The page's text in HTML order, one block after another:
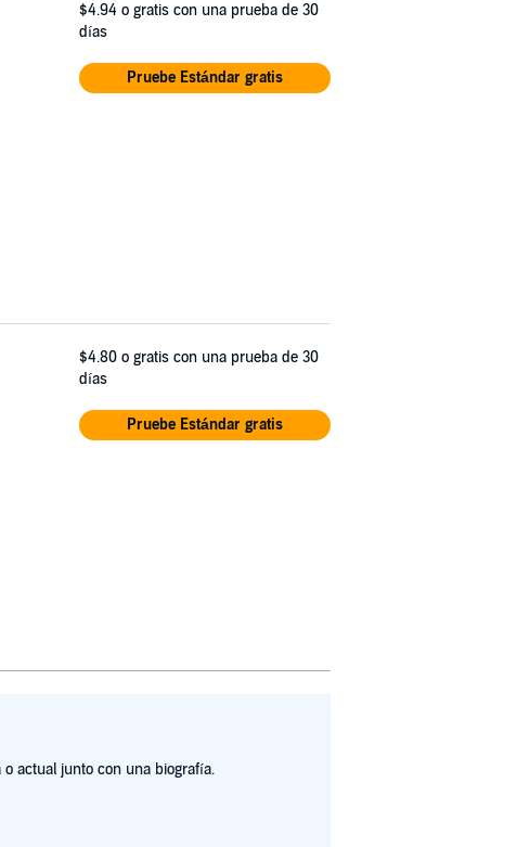
$4.94 o gratis con una prueba de 30
días
Pruebe Estándar gratis
$4.80 o gratis con una prueba de 30
días
Pruebe Estándar gratis
actual junto con una biografía.